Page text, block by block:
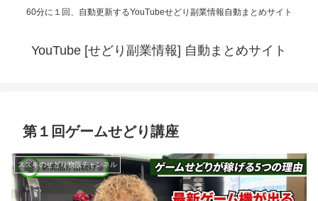
60分に１回、自動更新するYouTubeせどり副業情報自動まとめサイト
YouTube [せどり副業情報] 自動まとめサイト
第１回ゲームせどり講座
スズキのせどり物販チャンネル